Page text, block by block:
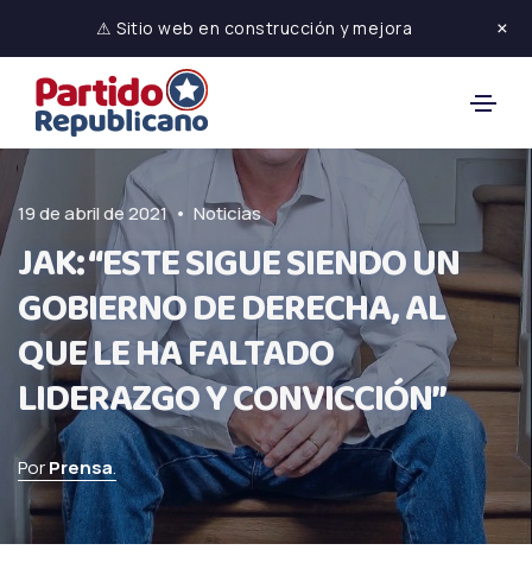
⚠ Sitio web en construcción y mejora ×
19 de abril de 2021 • Noticias
JAK: “ESTE SIGUE SIENDO UN
GOBIERNO DE DERECHA, AL
QUE LE HA FALTADO
LIDERAZGO Y CONVICCIÓN”
PorPrensa.